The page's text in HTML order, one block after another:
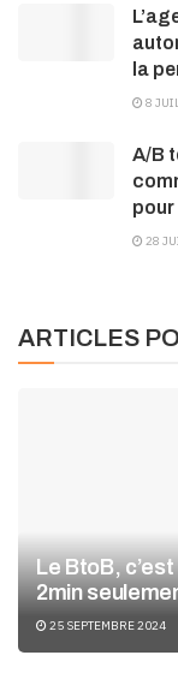
la
8
A/B
pour
28
ARTICLES
Le BtoB,
2min
25 SEPTEMBRE 2024